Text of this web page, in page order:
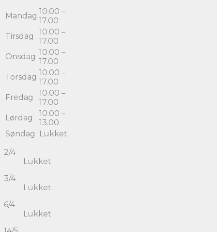
Mandag 10.00 –
17.00
Tirsdag
10.00 –
17.00
Onsdag 10.00 –
17.00
Torsdag 10.00 –
17.00
Fredag
10.00 –
17.00
Lørdag
10.00 –
13.00
Søndag
Lukket
2/4
Lukket
3/4
Lukket
6/4
Lukket